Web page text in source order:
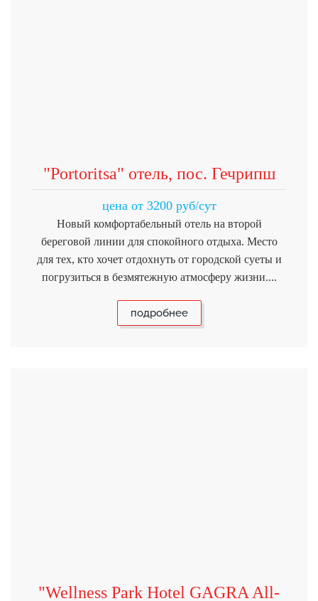
"Portoritsa" отель, пос. Гечрипш
цена от 3200 руб/сут
Новый комфортабельный отель на второй
береговой линии для спокойного отдыха. Место
для тех, кто хочет отдохнуть от городской суеты и
погрузиться в безмятежную атмосферу жизни....
подробнее
"Wellness Park Hotel GAGRA All-